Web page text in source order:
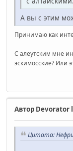
А вы с этим
Принимаю как
С алеутским мне
эскимосские? Или
Автор Devorator
Цитата: